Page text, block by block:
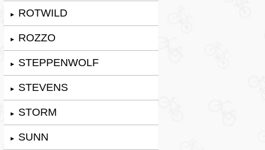
► ROTWILD
► ROZZO
► STEPPENWOLF
► STEVENS
► STORM
► SUNN